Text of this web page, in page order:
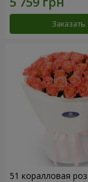
Заказать
51 коралловая